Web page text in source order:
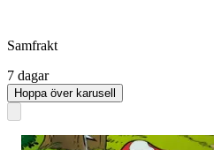
Samfrakt
7 dagar
Hoppa över karusell